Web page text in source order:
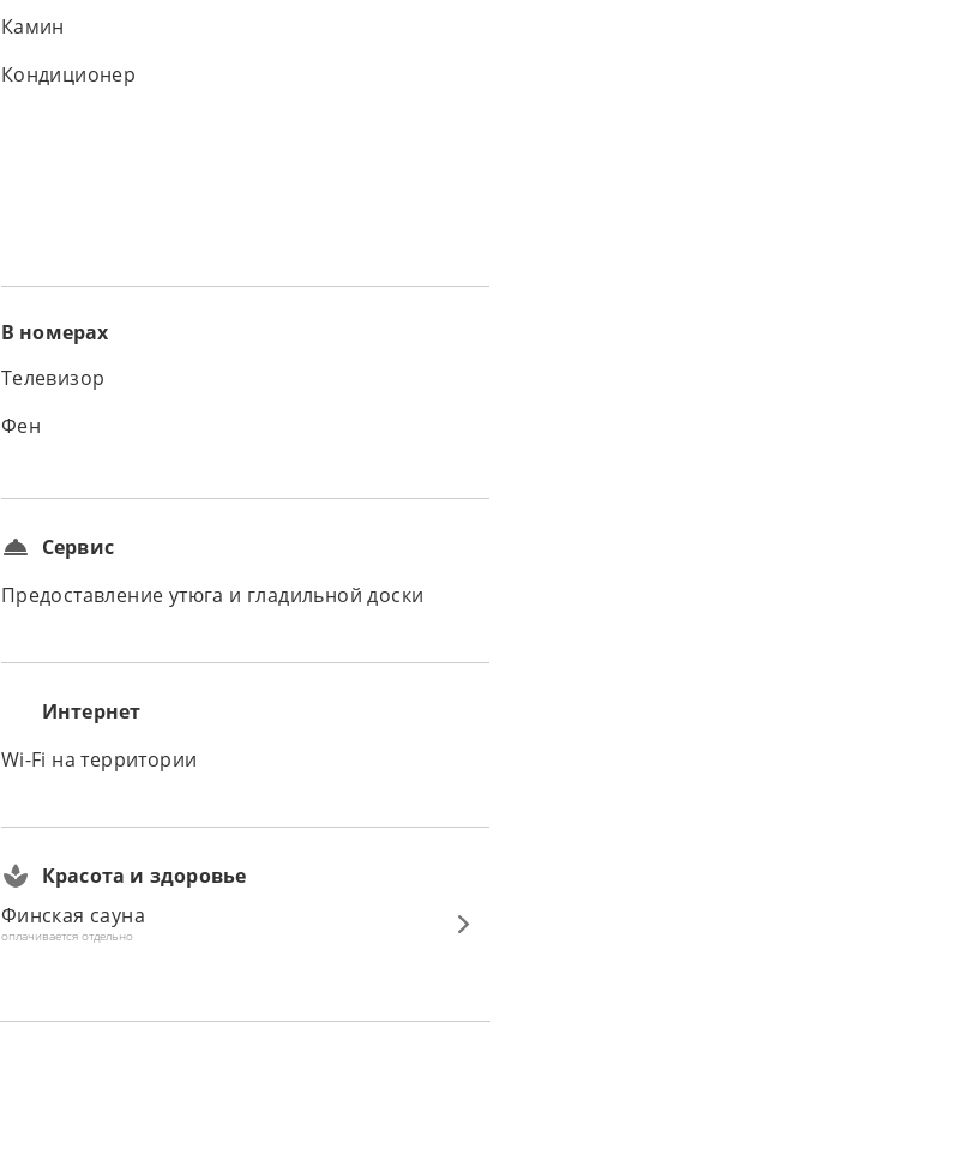
Камин
Кондиционер
В номерах
Телевизор
Фен
Сервис
Предоставление утюга и гладильной доски
Интернет
Wi-Fi на территории
Красота и здоровье
Финская сауна
оплачивается отдельно